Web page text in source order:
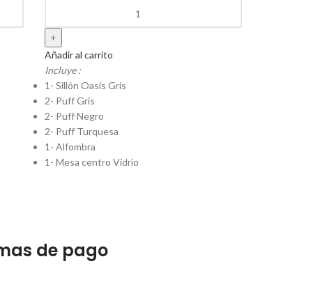
Añadir al carrito
Incluye :
1- Sillón Oasis Gris
2- Puff Gris
2- Puff Negro
2- Puff Turquesa
1- Alfombra
1- Mesa centro Vidrio
de pago